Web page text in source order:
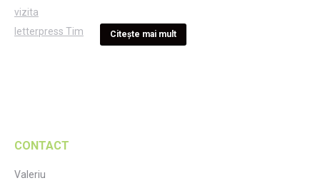
Citește mai mult
CONTACT
Valeriu